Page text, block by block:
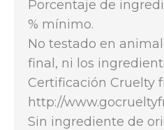
Porcentaje de
% mínimo.
No testado en
final, ni los
Certificación Cruelty
http://
Sin ingrediente de